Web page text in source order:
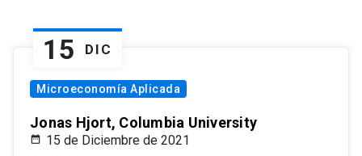
15 DIC
Microeconomía Aplicada
Jonas Hjort, Columbia University
15 de Diciembre de 2021